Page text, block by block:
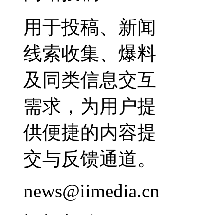
用于投稿、新闻
线索收集、爆料
及同类信息交互
需求，为用户提
供便捷的内容提
交与反馈通道。
news@iimedia.cn